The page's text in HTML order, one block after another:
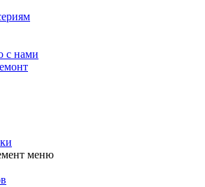
с нами